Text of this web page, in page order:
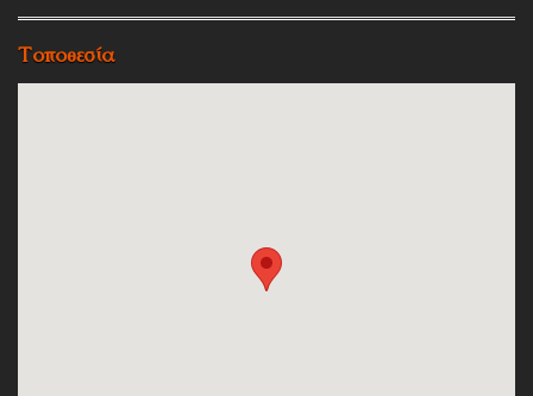
Τοποθεσία